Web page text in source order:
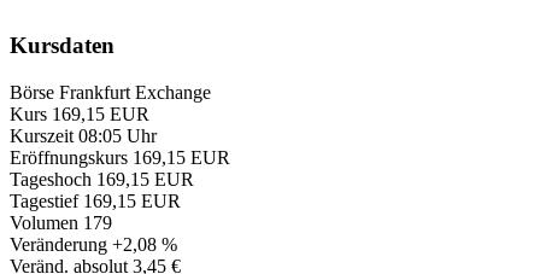
Kursdaten
Börse Frankfurt Exchange
Kurs 169,15 EUR
Kurszeit 08:05 Uhr
Eröffnungskurs 169,15 EUR
Tageshoch 169,15 EUR
Tagestief 169,15 EUR
Volumen 179
Veränderung +2,08 %
Veränd. absolut 3,45 €